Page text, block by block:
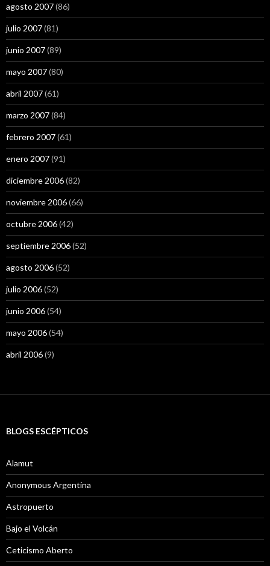
agosto 2007(86)
julio 2007(81)
junio 2007(89)
mayo 2007(80)
abril 2007(61)
marzo 2007(84)
febrero 2007(61)
enero 2007(91)
diciembre 2006(82)
noviembre 2006(66)
octubre 2006(42)
septiembre 2006(52)
agosto 2006(52)
julio 2006(52)
junio 2006(54)
mayo 2006(54)
abril 2006(9)
BLOGS ESCÉPTICOS
Alamut
Anonymous Argentina
Astropuerto
Bajo el Volcán
Ceticismo Aberto